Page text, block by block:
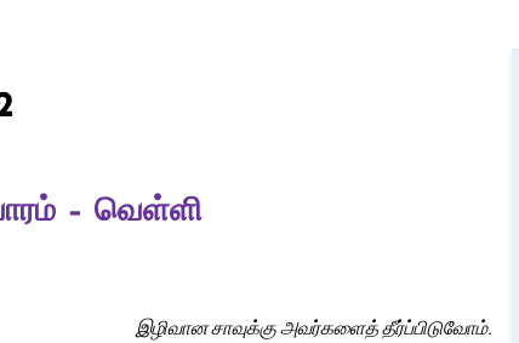
– வெள்ளி
இழிவான சாவுக்கு அவர்களைத் தீர்ப்பிடுவோம்.